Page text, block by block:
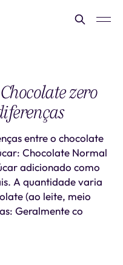
zero
entre o chocolate
Chocolate Normal
adicionado como
A quantidade varia
(ao leite, meio
Geralmente co